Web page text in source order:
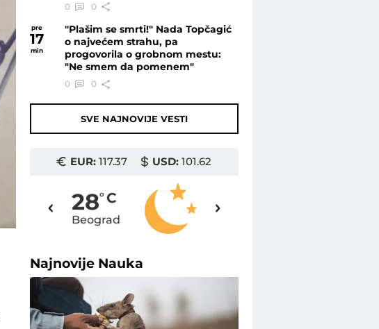
0 0
pre
17
min
"Plašim se smrti!" Nada Topčagić
o najvećem strahu, pa
progovorila o grobnom mestu:
"Ne smem da pomenem"
0 0
SVE NAJNOVIJE VESTI
EUR:117.37 USD: 101.62
28o C
Beograd
Najnovije Nauka